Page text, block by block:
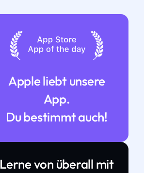
Apple liebt unsere
App.
Du bestimmt auch!
Lerne von überall mit